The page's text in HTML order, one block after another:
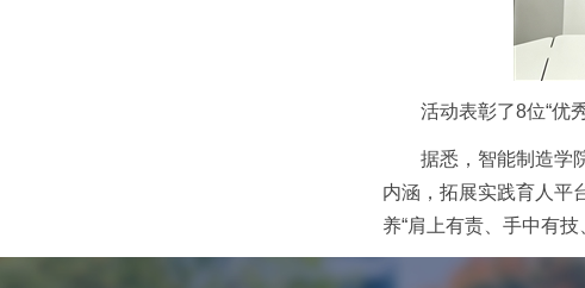
活动表彰了8位“优
据悉，智能制造学
内涵，拓展实践育人平
养“肩上有责、手中有技